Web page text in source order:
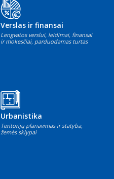
Verslas ir finansai
Lengvatos verslui, leidimai, finansai
ir mokesčiai, parduodamas turtas
Urbanistika
Teritorijų planavimas ir statyba,
žemės sklypai